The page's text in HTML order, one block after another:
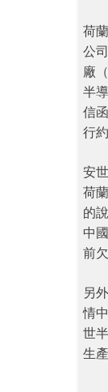
荷
公
廠
半
信
行
安
荷
的
中
前
另
情
世
生